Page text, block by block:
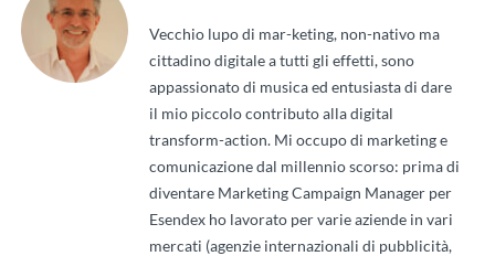
Vecchio lupo di mar-keting, non-nativo ma
cittadino digitale a tutti gli effetti, sono
appassionato di musica ed entusiasta di dare
il mio piccolo contributo alla digital
transform-action. Mi occupo di marketing e
comunicazione dal millennio scorso: prima di
diventare Marketing Campaign Manager per
Esendex ho lavorato per varie aziende in vari
mercati (agenzie internazionali di pubblicità,